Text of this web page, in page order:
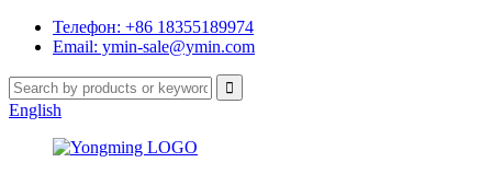
Телефон: +86 18355189974
Email: ymin-sale@ymin.com
English